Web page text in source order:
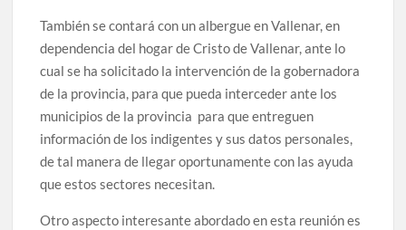
También se contará con un albergue en Vallenar, en
dependencia del hogar de Cristo de Vallenar, ante lo
cual se ha solicitado la intervención de la gobernadora
de la provincia, para que pueda interceder ante los
municipios de la provincia para que entreguen
información de los indigentes y sus datos personales,
de tal manera de llegar oportunamente con las ayuda
que estos sectores necesitan.
Otro aspecto interesante abordado en esta reunión es